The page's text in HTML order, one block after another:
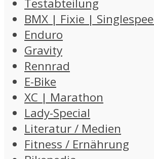
Testabteilung
BMX | Fixie |
Enduro
Gravity
Rennrad
E-Bike
XC | Marathon
Lady-Special
Literatur / Medien
Fitness / Ernährung